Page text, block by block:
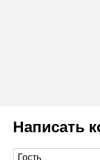
Написать